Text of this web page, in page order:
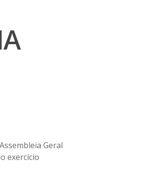
Geral
exercício